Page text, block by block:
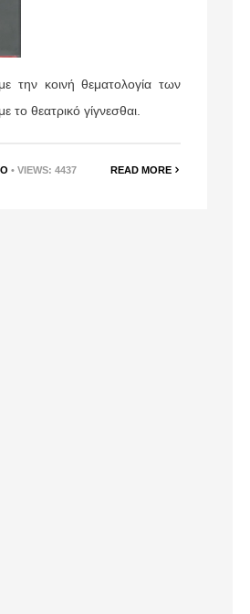
την κοινή θεματολογία των
το θεατρικό γίγνεσθαι.
• VIEWS: 4437 READ MORE